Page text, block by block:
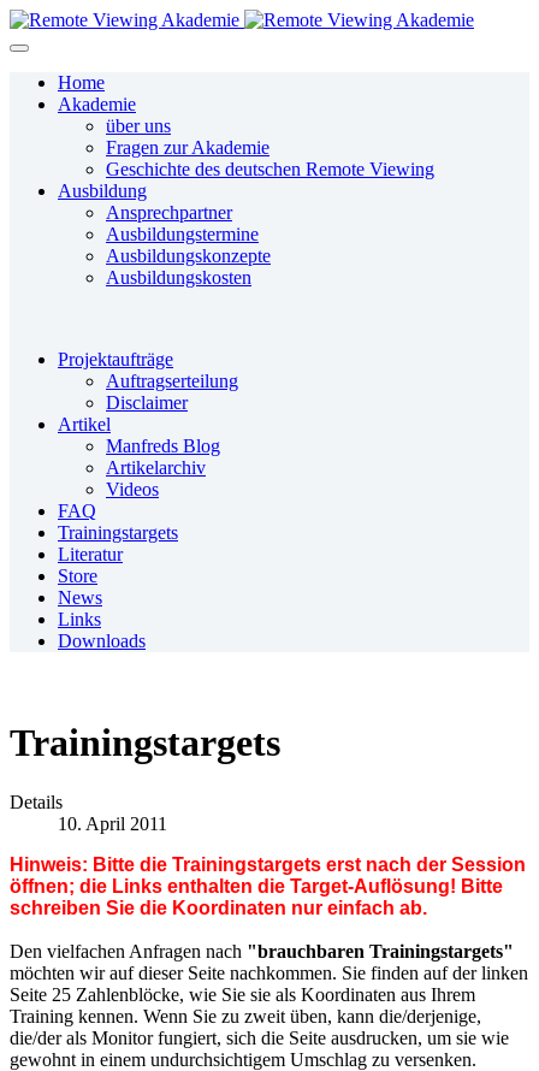
Home
Akademie
über uns
Fragen zur Akademie
Geschichte des deutschen Remote Viewing
Ausbildung
Ansprechpartner
Ausbildungstermine
Ausbildungskonzepte
Ausbildungskosten
Projektaufträge
Auftragserteilung
Disclaimer
Artikel
Manfreds Blog
Artikelarchiv
Videos
FAQ
Trainingstargets
Literatur
Store
News
Links
Downloads
Trainingstargets
Details
10. April 2011
Hinweis: Bitte die Trainingstargets erst nach der Session
öffnen; die Links enthalten die Target-Auflösung! Bitte
schreiben Sie die Koordinaten nur einfach ab.
Den vielfachen Anfragen nach "brauchbaren Trainingstargets"
möchten wir auf dieser Seite nachkommen. Sie finden auf der linken
Seite 25 Zahlenblöcke, wie Sie sie als Koordinaten aus Ihrem
Training kennen. Wenn Sie zu zweit üben, kann die/derjenige,
die/der als Monitor fungiert, sich die Seite ausdrucken, um sie wie
gewohnt in einem undurchsichtigem Umschlag zu versenken.